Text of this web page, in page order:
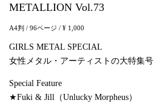
METALLION Vol.73
A4判 / 96ページ / ¥ 1,000
GIRLS METAL SPECIAL
女性メタル・アーティストの大特集号
Special Feature
★Fuki & Jill（Unlucky Morpheus）